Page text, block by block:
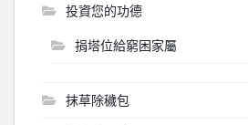
投資您的功德
捐塔位給窮困家屬
抹草除穢包